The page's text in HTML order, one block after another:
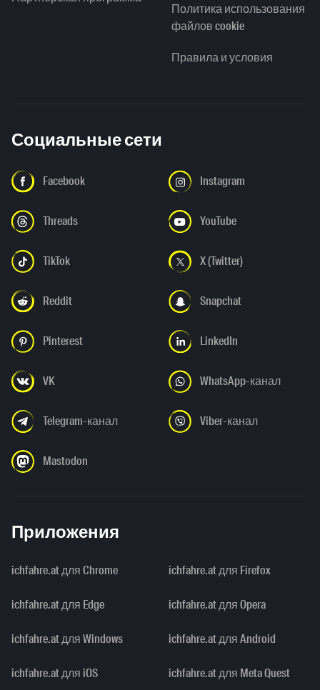
Политика использования
файлов cookie
Правила и условия
Социальные сети
Facebook Instagram
Threads YouTube
TikTok X (Twitter)
Reddit Snapchat
Pinterest LinkedIn
VK WhatsApp-канал
Telegram-канал Viber-канал
Mastodon
Приложения
ichfahre.at для Chrome ichfahre.at для Firefox
ichfahre.at для Edge ichfahre.at для Opera
ichfahre.at для Windows ichfahre.at для Android
ichfahre.at для iOS ichfahre.at для Meta Quest